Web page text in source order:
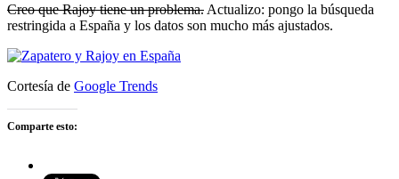
Creo que Rajoy tiene un problema. Actualizo: pongo la búsqueda
restringida a España y los datos son mucho más ajustados.
Cortesía de Google Trends
Comparte esto: